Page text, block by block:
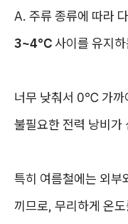
A. 주류 종류에 따라
3~4℃ 사이를 유지
너무 낮춰서 0℃ 가까
불필요한 전력 낭비가
특히 여름철에는 외부
끼므로, 무리하게 온